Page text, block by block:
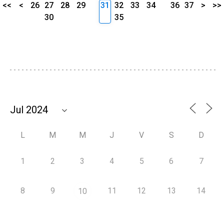
<< < 26 27 28
29
30
31 32 33
34
35
36 37 > >>
L M M J V S D
1 2 3 4 5 6 7
8 9 10 11 12 13 14